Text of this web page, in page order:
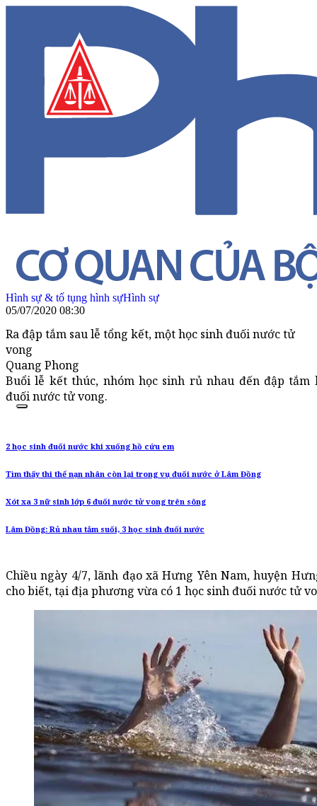
Hình sự & tố tụng hình sựHình sự
05/07/2020 08:30
Ra đập tắm sau lễ tổng kết, một học sinh đuối nước tử
vong
Quang Phong
Buổi lễ kết thúc, nhóm học sinh rủ nhau đến đập tắm
đuối nước tử vong.
2 học sinh đuối nước khi xuống hồ cứu em
Tìm thấy thi thể nạn nhân còn lại trong vụ đuối nước ở Lâm Đồng
Xót xa 3 nữ sinh lớp 6 đuối nước tử vong trên sông
Lâm Đồng: Rủ nhau tắm suối, 3 học sinh đuối nước
Chiều ngày 4/7, lãnh đạo xã Hưng Yên Nam, huyện
cho biết, tại địa phương vừa có 1 học sinh đuối nước tử